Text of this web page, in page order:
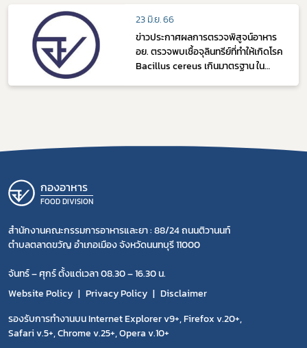
23 มิ.ย. 66
ข่าวประกาศผลการตรวจพิสูจน์อาหาร
อย. ตรวจพบเชื้อจุลินทรีย์ที่ทำให้เกิดโรค
Bacillus cereus เกินมาตรฐาน ใน
กองอาหาร
FOOD DIVISION
สำนักงานคณะกรรมการอาหารและยา : 88/24 ถนนติวานนท์
ตำบลตลาดขวัญ อำเภอเมือง จังหวัดนนทบุรี 11000
จันทร์ – ศุกร์ ตั้งแต่เวลา 08.30 – 16.30 น.
Website Policy
Privacy Policy
Disclaimer
รองรับการทำงานบน Internet Explorer v9+, Firefox v.20+,
Safari v.5+, Chrome v.25+, Opera v.10+